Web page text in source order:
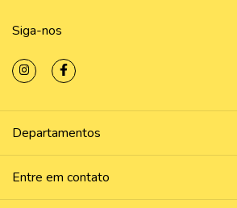
Siga-nos
Departamentos
Entre em contato